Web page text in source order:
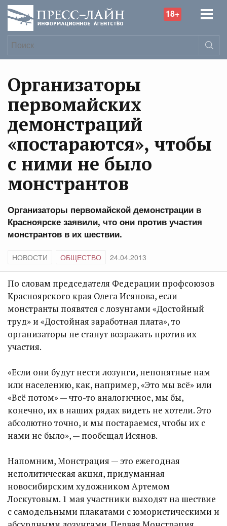
18+
Организаторы
первомайских
демонстраций
«постараются», чтобы
с ними не было
монстрантов
Организаторы первомайской демонстрации в
Красноярске заявили, что они против участия
монстрантов в их шествии.
НОВОСТИ ОБЩЕСТВО 24.04.2013
По словам председателя Федерации профсоюзов
Красноярского края Олега Исянова, если
монстранты появятся с лозунгами «Достойный
труд» и «Достойная заработная плата», то
организаторы не станут возражать против их
участия.
«Если они будут нести лозунги, непонятные нам
или населению, как, например, «Это мы всё» или
«Всё потом» — что-то аналогичное, мы бы,
конечно, их в наших рядах видеть не хотели. Это
абсолютно точно, и мы постараемся, чтобы их с
нами не было», — пообещал Исянов.
Напомним, Монстрация — это ежегодная
неполитическая акция, придуманная
новосибирским художником Артемом
Лоскутовым. 1 мая участники выходят на шествие
с самодельными плакатами с юмористическими и